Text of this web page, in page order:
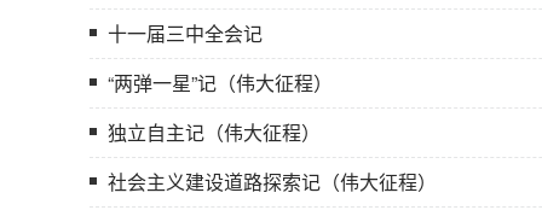
十一届三中全会记
“两弹一星”记（伟大征程）
独立自主记（伟大征程）
社会主义建设道路探索记（伟大征程）